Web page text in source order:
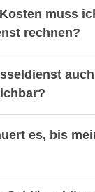
muss
rechnen?
es, bis